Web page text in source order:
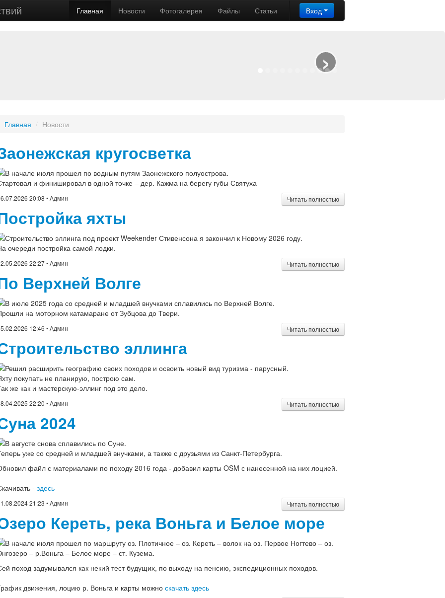
Вход
Главная Новости Фотогалерея Файлы Статьи
›
Главная / Новости
кругосветка
В начале июля прошел по водным путям Заонежского полуострова.
и финишировал в одной точке – дер. Кажма на берегу губы Святуха
20:08 • Админ Читать полностью
яхты
Строительство эллинга под проект Weekender Стивенсона я закончил к Новому 2026 году.
очереди постройка самой лодки.
22:27• Админ Читать полностью
Верхней Волге
В июле 2025 года со средней и младшей внучками сплавились по Верхней Волге.
на моторном катамаране от Зубцова до Твери.
12:46 • Админ Читать полностью
эллинга
Решил расширить географию своих походов и освоить новый вид туризма - парусный.
покупать не планирую, построю сам.
же как и мастерскую-эллинг под это дело.
22:20 • Админ Читать полностью
2024
В августе снова сплавились по Суне.
уже со средней и младшей внучками, а также с друзьями из Санкт-Петербурга.
файл с материалами по походу 2016 года - добавил карты OSM с нанесенной на них лоцией.
- здесь
21:23 • Админ Читать полностью
Кереть, река Воньга и Белое море
В начале июля прошел по маршруту оз. Плотичное – оз. Кереть – волок на оз. Первое Ногтево – оз.
– р.Воньга – Белое море – ст. Кузема.
поход задумывался как некий тест будущих, по выходу на пенсию, экспедиционных походов.
движения, лоцию р. Воньга и карты можно скачать здесь